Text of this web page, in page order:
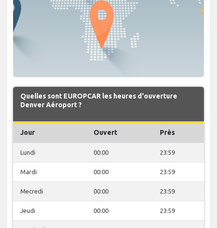
Quelles sont EUROPCAR les heures d'ouverture
Denver Aéroport ?
Jour Ouvert Près
Lundi 00:00 23:59
Mardi 00:00 23:59
Mecredi 00:00 23:59
Jeudi 00:00 23:59